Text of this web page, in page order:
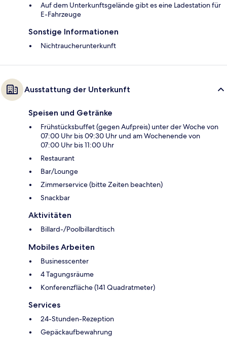
Auf dem Unterkunftsgelände gibt es eine Ladestation für
E-Fahrzeuge
Sonstige Informationen
Nichtraucherunterkunft
Ausstattung der Unterkunft
Speisen und Getränke
Frühstücksbuffet (gegen Aufpreis) unter der Woche von
07:00 Uhr bis 09:30 Uhr und am Wochenende von
07:00 Uhr bis 11:00 Uhr
Restaurant
Bar/Lounge
Zimmerservice (bitte Zeiten beachten)
Snackbar
Aktivitäten
Billard-/Poolbillardtisch
Mobiles Arbeiten
Businesscenter
4 Tagungsräume
Konferenzfläche (141 Quadratmeter)
Services
24-Stunden-Rezeption
Gepäckaufbewahrung